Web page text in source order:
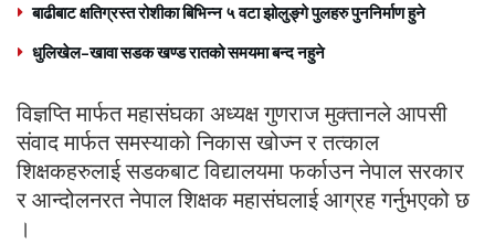
बाढीबाट क्षतिग्रस्त रोशीका बिभिन्न ५ वटा झोलुङ्गे पुलहरु पुननिर्माण हुने
धुलिखेल–खावा सडक खण्ड रातको समयमा बन्द नहुने
विज्ञप्ति मार्फत महासंघका अध्यक्ष गुणराज मुक्तानले आपसी
संवाद मार्फत समस्याको निकास खोज्न र तत्काल
शिक्षकहरुलाई सडकबाट विद्यालयमा फर्काउन नेपाल सरकार
र आन्दोलनरत नेपाल शिक्षक महासंघलाई आग्रह गर्नुभएको छ
।